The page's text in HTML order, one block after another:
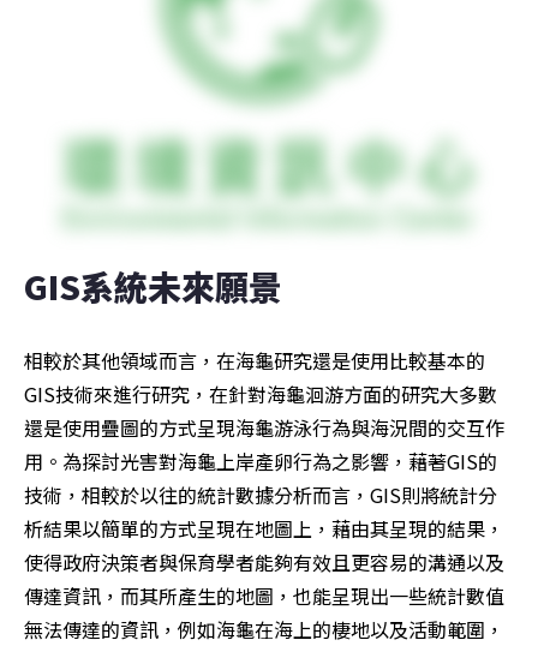
GIS系統未來願景
相較於其他領域而言，在海龜研究還是使用比較基本的
GIS技術來進行研究，在針對海龜洄游方面的研究大多數
還是使用疊圖的方式呈現海龜游泳行為與海況間的交互作
用。為探討光害對海龜上岸產卵行為之影響，藉著GIS的
技術，相較於以往的統計數據分析而言，GIS則將統計分
析結果以簡單的方式呈現在地圖上，藉由其呈現的結果，
使得政府決策者與保育學者能夠有效且更容易的溝通以及
傳達資訊，而其所產生的地圖，也能呈現出一些統計數值
無法傳達的資訊，例如海龜在海上的棲地以及活動範圍，